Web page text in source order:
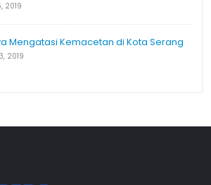
2019
Mengatasi Kemacetan di Kota Serang
2019